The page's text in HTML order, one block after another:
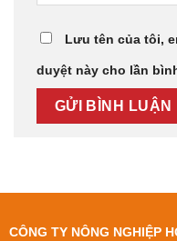
Lưu tên của tôi,
duyệt này cho lần
CÔNG TY NÔNG NGHIỆP